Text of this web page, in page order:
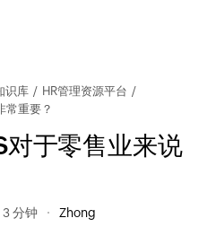
识库 / HR管理资源平台 /
常重要？
于零售业来说
3 分钟 Zhong